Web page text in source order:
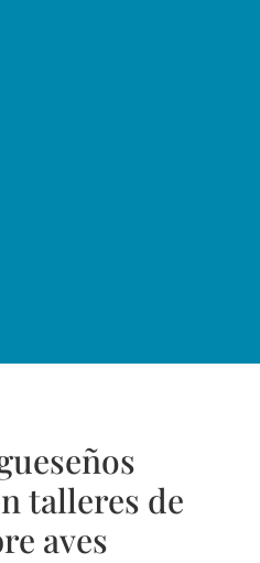
talleres de
aves